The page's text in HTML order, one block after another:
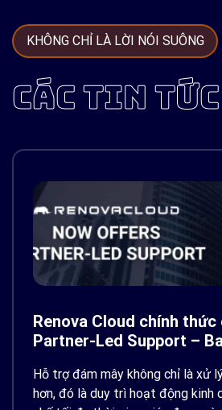
KHÔNG CHỈ LÀ LỜI NÓI SUÔNG
CÁC TIN
Renova Cloud chính thức
Partner-Led Support –
Hỗ trợ đám mây không chỉ là xử
hơn, đó là duy trì hoạt động kinh